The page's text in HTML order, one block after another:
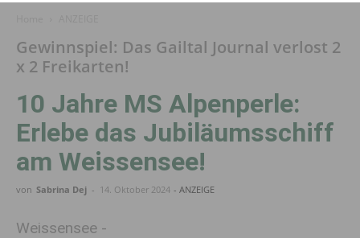
Gewinnspiel: Das Gailtal Journal verlost 2
x 2 Freikarten!
10 Jahre MS Alpenperle:
Erlebe das Jubiläumsschiff
am Weissensee!
von Sabrina Dej - 14. Oktober 2024 - ANZEIGE
Weissensee -